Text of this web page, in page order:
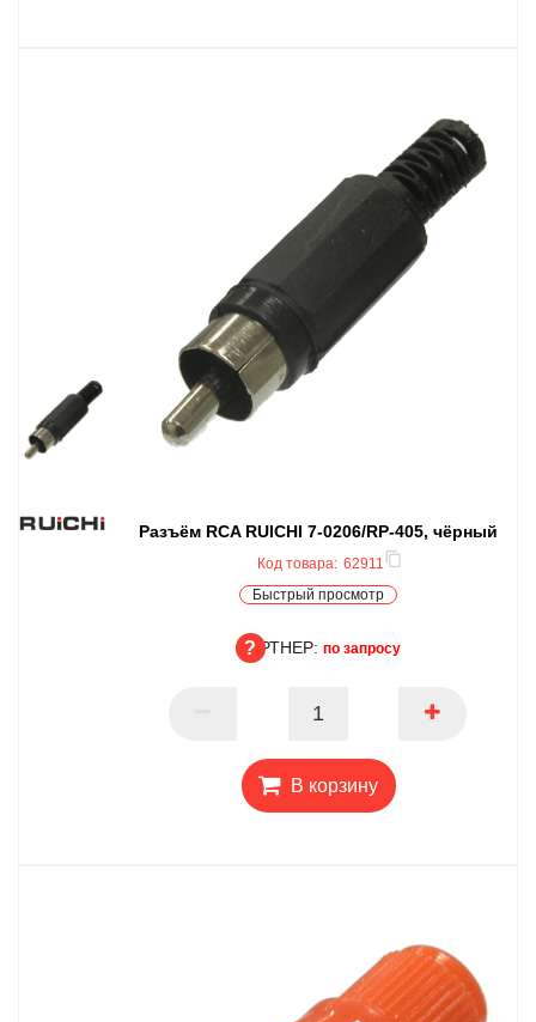
Разъём RCA RUICHI 7-0206/RP-405, чёрный
Код товара: 62911
Быстрый просмотр
ПАРТНЕР: по запросу
В корзину